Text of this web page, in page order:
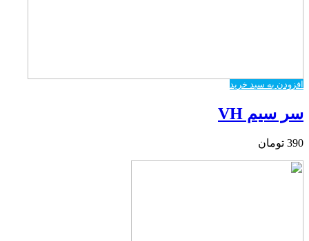
افزودن به سبد خرید
سر سیم VH
390 تومان